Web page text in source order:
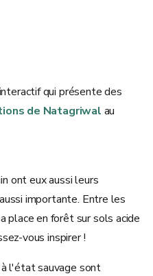
qui présente des
de Natagriwal au
ont eux aussi leurs
importante. Entre les
place en forêt sur sols acide
vous inspirer !
l'état sauvage sont